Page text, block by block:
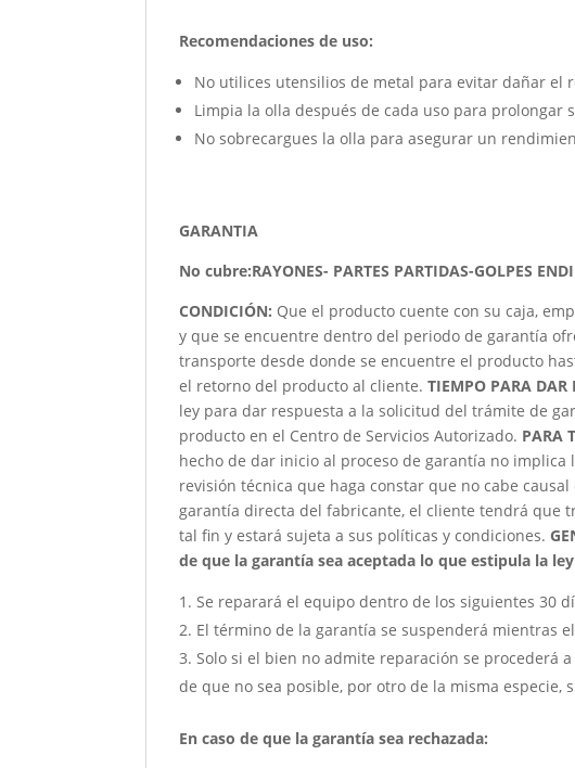
Recomendaciones de uso:
No utilices utensilios de metal para evitar dañar el
Limpia la olla después de cada uso para prolongar
No sobrecargues la olla para asegurar un
GARANTIA
No cubre:RAYONES- PARTES PARTIDAS-GOLPES
CONDICIÓN: Que el producto cuente con su caja,
y que se encuentre dentro del periodo de garantía
transporte desde donde se encuentre el producto
el retorno del producto al cliente.TIEMPO PARA DAR
ley para dar respuesta a la solicitud del trámite de
producto en el Centro de Servicios Autorizado. PARA
hecho de dar inicio al proceso de garantía no implica
revisión técnica que haga constar que no cabe
garantía directa del fabricante, el cliente tendrá que
tal fin y estará sujeta a sus políticas y condiciones.
de que la garantía sea aceptada lo que estipula la
Se reparará el equipo dentro de los siguientes 30
El término de la garantía se suspenderá mientras
Solo si el bien no admite reparación se procederá
de que no sea posible, por otro de la misma especie,
En caso de que la garantía sea rechazada: